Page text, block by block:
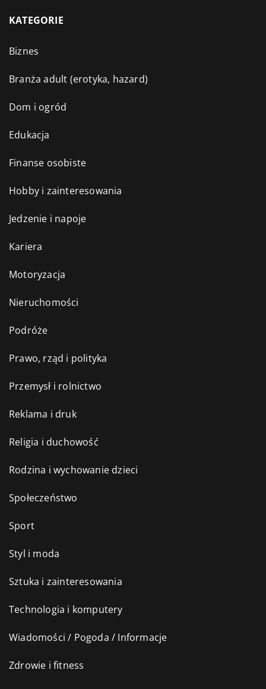
KATEGORIE
Biznes
Branża adult (erotyka, hazard)
Dom i ogród
Edukacja
Finanse osobiste
Hobby i zainteresowania
Jedzenie i napoje
Kariera
Motoryzacja
Nieruchomości
Podróże
Prawo, rząd i polityka
Przemysł i rolnictwo
Reklama i druk
Religia i duchowość
Rodzina i wychowanie dzieci
Społeczeństwo
Sport
Styl i moda
Sztuka i zainteresowania
Technologia i komputery
Wiadomości / Pogoda / Informacje
Zdrowie i fitness